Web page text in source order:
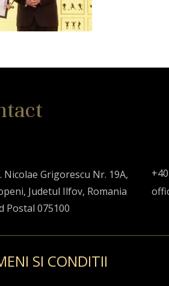
Nicolae Grigorescu Nr. 19A,
Judetul Ilfov, Romania
Postal 075100
SI CONDITII